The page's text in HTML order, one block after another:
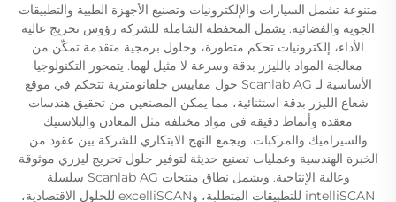
متنوعة تشمل السيارات والإلكترونيات وتصنيع الأجهزة الطبية والتطبيقات
الجوية والفضائية. يشمل المحفظة الشاملة للشركة رؤوس تحريج عالية
الأداء، إلكترونيات تحكم متطورة، وحلول برمجية متقدمة تمكّن من
معالجة المواد بالليزر بدقة وسرعة لا مثيل لهما. يتمحور التكنولوجيا
الأساسية لـ Scanlab AG حول مقاييس جلفانومترية تتحكم في موقع
شعاع الليزر بدقة استثنائية، مما يمكن المصنعين من تحقيق هندسات
معقدة وأنماط دقيقة في مواد مختلفة مثل المعادن والبلاستيك
والسيراميك والمركبات. ويجمع النهج الابتكاري للشركة بين عقود من
الخبرة الهندسية وعمليات تصنيع حديثة لتوفير حلول تحريج ليزري موثوقة
وعالية الإنتاجية. ويشمل نطاق منتجات Scanlab AG سلسلة
intelliSCAN للتطبيقات المتطلبة، وexcelliSCAN للحلول الاقتصادية،